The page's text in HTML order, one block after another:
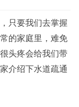
只要我们去掌握
的家庭里，难免
头疼会给我们带
介绍下水道疏通